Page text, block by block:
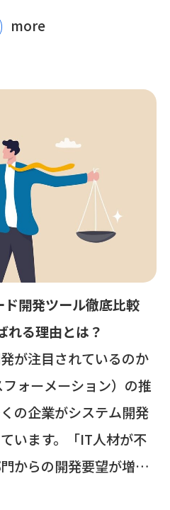
more
ド開発ツール徹底比較
る理由とは？
が注目されているのか
ォーメーション）の推
の企業がシステム開発
います。「IT人材が不
からの開発要望が増加
開発ではコストと時間